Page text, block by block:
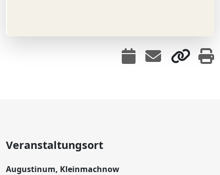
Veranstaltungsort
Augustinum, Kleinmachnow